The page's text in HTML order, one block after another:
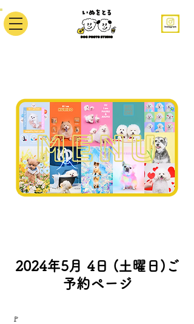
2024年5月 4日 (土曜日)ご
予約ページ
🚩